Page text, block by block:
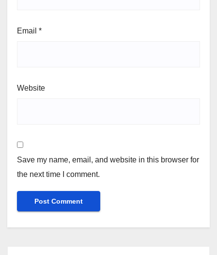
Email *
Website
Save my name, email, and website in this browser for
the next time I comment.